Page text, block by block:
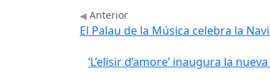
Anterior
El Palau de la Música celebra la
‘L’elisir d’amore’ inaugura la